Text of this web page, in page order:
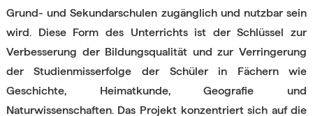
Grund- und Sekundarschulen zugänglich und nutzbar sein
wird. Diese Form des Unterrichts ist der Schlüssel zur
Verbesserung der Bildungsqualität und zur Verringerung
der Studienmisserfolge der Schüler in Fächern wie
Geschichte, Heimatkunde, Geografie und
Naturwissenschaften. Das Projekt konzentriert sich auf die